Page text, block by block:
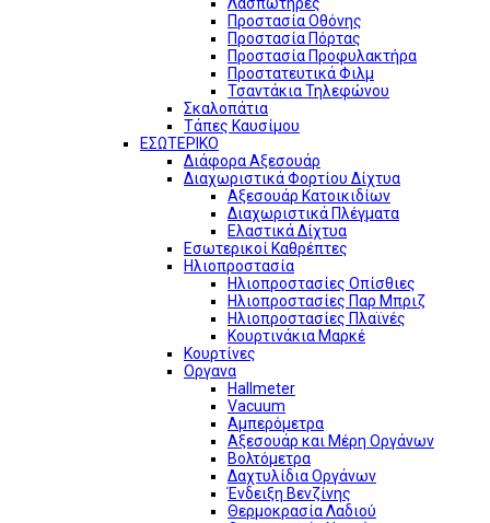
Προστασία Οθόνης
Προστασία Πόρτας
Προστασία Προφυλακτήρα
Προστατευτικά Φιλμ
Τσαντάκια Τηλεφώνου
Σκαλοπάτια
Τάπες Καυσίμου
ΕΣΩΤΕΡΙΚΟ
Διάφορα Αξεσουάρ
Διαχωριστικά Φορτίου Δίχτυα
Αξεσουάρ Κατοικιδίων
Διαχωριστικά Πλέγματα
Ελαστικά Δίχτυα
Εσωτερικοί Καθρέπτες
Ηλιοπροστασία
Ηλιοπροστασίες Οπίσθιες
Ηλιοπροστασίες Παρ Μπριζ
Ηλιοπροστασίες Πλαϊνές
Κουρτινάκια Μαρκέ
Κουρτίνες
Οργανα
Hallmeter
Vacuum
Αμπερόμετρα
Αξεσουάρ και Μέρη Οργάνων
Βολτόμετρα
Δαχτυλίδια Οργάνων
Ένδειξη Βενζίνης
Θερμοκρασία Λαδιού